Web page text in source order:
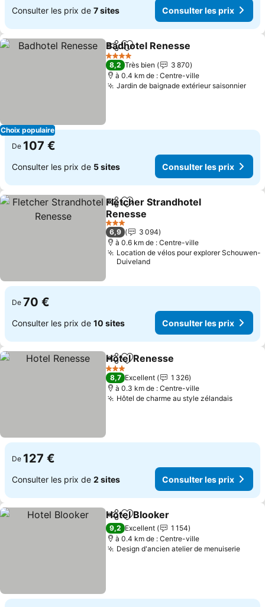
Consulter les prix de 7 sites Consulter les prix
Choix populaire
PartagerAjouter à mes favoris
Badhotel Renesse
4 Étoiles
8,2 Très bien
3 870
à 0.4 km de : Centre-ville
Jardin de baignade extérieur saisonnier
De 107 €
Consulter les prix de 5 sites Consulter les prix
PartagerAjouter à mes favoris
Fletcher Strandhotel
Renesse
Consulter les prix
3 Étoiles
6,9
3 094
à 0.6 km de : Centre-ville
Location de vélos pour explorer Schouwen-
Duiveland
De 70 €
Consulter les prix de 10 sites Consulter les prix
PartagerAjouter à mes favoris
Hotel Renesse
3 Étoiles
8,7 Excellent
1 326
à 0.3 km de : Centre-ville
Hôtel de charme au style zélandais
De 127 €
Consulter les prix de 2 sites Consulter les prix
PartagerAjouter à mes favoris
Hotel Blooker
9,2 Excellent
1 154
à 0.4 km de : Centre-ville
Design d'ancien atelier de menuiserie